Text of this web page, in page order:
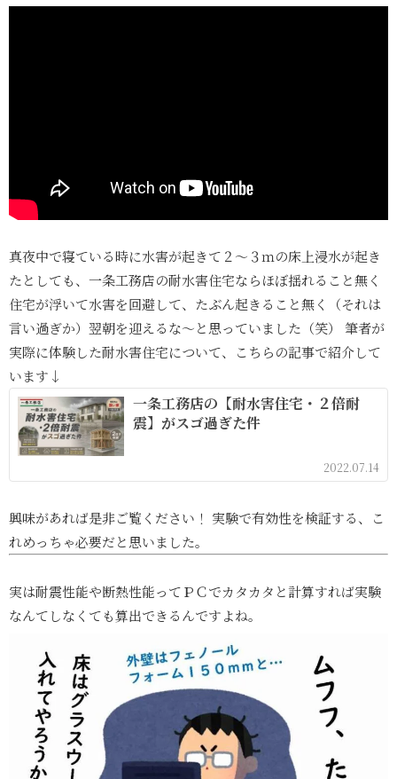
真夜中で寝ている時に水害が起きて２～３ｍの床上浸水が起き
たとしても、一条工務店の耐水害住宅ならほぼ揺れること無く
住宅が浮いて水害を回避して、たぶん起きること無く（それは
言い過ぎか）翌朝を迎えるな～と思っていました（笑） 筆者が
実際に体験した耐水害住宅について、こちらの記事で紹介して
います↓
一条工務店の【耐水害住宅・２倍耐
震】がスゴ過ぎた件
2022.07.14
興味があれば是非ご覧ください！ 実験で有効性を検証する、こ
れめっちゃ必要だと思いました。
実は耐震性能や断熱性能ってＰＣでカタカタと計算すれば実験
なんてしなくても算出できるんですよね。